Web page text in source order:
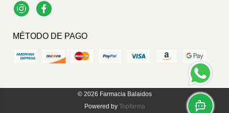
InstagramFacebook
MÉTODO DE PAGO
© 2026 Farmacia Balaidos
Powered by Topfarma